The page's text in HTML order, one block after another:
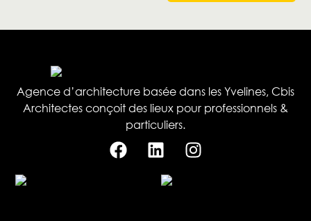
Agence d’architecture basée dans les Yvelines, Cbis
Architectes conçoit des lieux pour professionnels &
particuliers.